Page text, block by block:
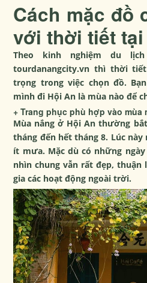
Cách mặc đồ
với thời tiết
Theo kinh nghiệm du
tourdanangcity.vn thì thời
trọng trong việc chọn đồ.
mình đi Hội An là mùa nào để
+ Trang phục phù hợp vào mùa
Mùa nắng ở Hội An thường
tháng đến hết tháng 8. Lúc
ít mưa. Mặc dù có những
nhìn chung vẫn rất đẹp,
gia các hoạt động ngoài trời.